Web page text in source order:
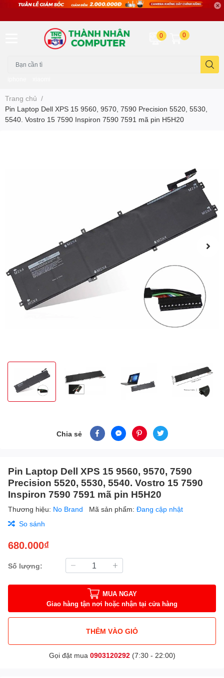
0 0
Trang chủ /
Pin Laptop Dell XPS 15 9560, 9570, 7590 Precision 5520, 5530,
5540. Vostro 15 7590 Inspiron 7590 7591 mã pin H5H20
Chia sẻ
Pin Laptop Dell XPS 15 9560, 9570, 7590
Precision 5520, 5530, 5540. Vostro 15 7590
Inspiron 7590 7591 mã pin H5H20
Thương hiệu: No Brand Mã sản phẩm: Đang cập nhật
So sánh
680.000₫
Số lượng:
MUA NGAY
Giao hàng tận nơi hoặc nhận tại cửa hàng
THÊM VÀO GIỎ
Gọi đặt mua 0903120292(7:30 - 22:00)